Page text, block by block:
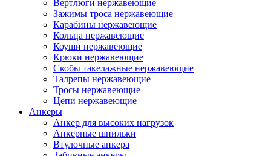
Вертлюги нержавеющие
Зажимы троса нержавеющие
Карабины нержавеющие
Кольца нержавеющие
Коуши нержавеющие
Крюки нержавеющие
Скобы такелажные нержавеющие
Талрепы нержавеющие
Тросы нержавеющие
Цепи нержавеющие
Анкеры
Анкер для высоких нагрузок
Анкерные шпильки
Втулочные анкера